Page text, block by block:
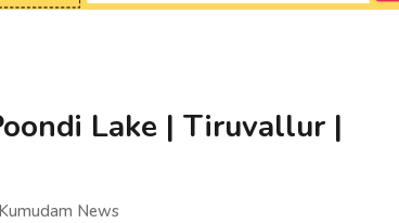
Poondi Lake | Tiruvallur |
Kumudam News